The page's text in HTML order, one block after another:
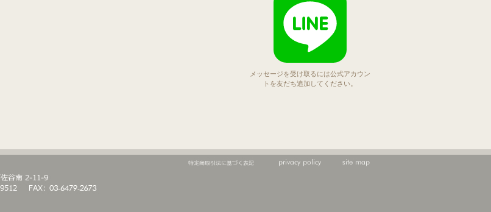
メッセージを受け取るには公式アカウン
トを友だち追加してください。